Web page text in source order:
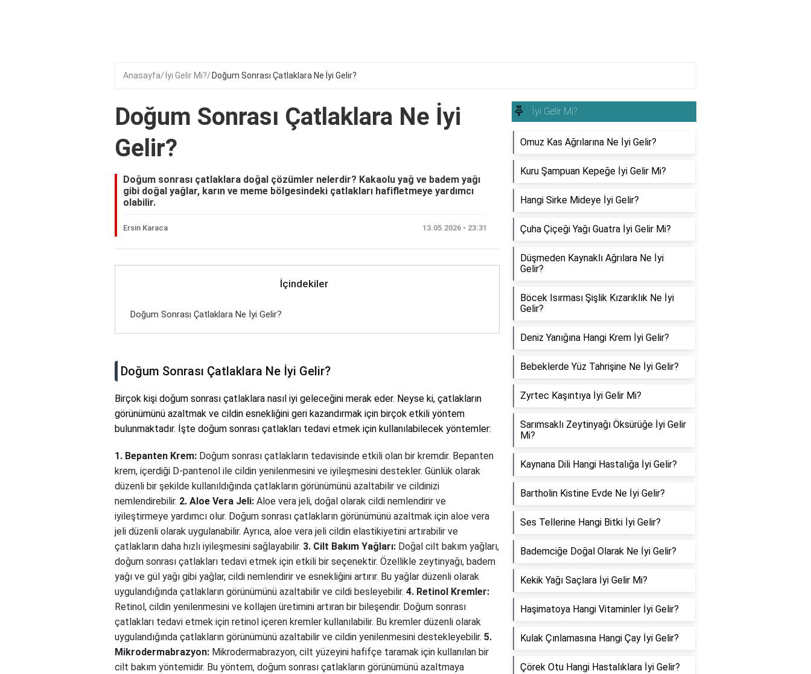
Anasayfa İyi Gelir Mi? Doğum Sonrası Çatlaklara Ne İyi Gelir?
Doğum Sonrası Çatlaklara Ne İyi
Gelir?
Doğum sonrası çatlaklara doğal çözümler nelerdir? Kakaolu yağ ve badem yağı
gibi doğal yağlar, karın ve meme bölgesindeki çatlakları hafifletmeye yardımcı
olabilir.
Ersin Karaca 13.05.2026 • 23:31
İçindekiler
Doğum Sonrası Çatlaklara Ne İyi Gelir?
Doğum Sonrası Çatlaklara Ne İyi Gelir?
Birçok kişi doğum sonrası çatlaklara nasıl iyi geleceğini merak eder. Neyse ki, çatlakların
görünümünü azaltmak ve cildin esnekliğini geri kazandırmak için birçok etkili yöntem
bulunmaktadır. İşte doğum sonrası çatlakları tedavi etmek için kullanılabilecek yöntemler:
1. Bepanten Krem: Doğum sonrası çatlakların tedavisinde etkili olan bir kremdir. Bepanten
krem, içerdiği D-pantenol ile cildin yenilenmesini ve iyileşmesini destekler. Günlük olarak
düzenli bir şekilde kullanıldığında çatlakların görünümünü azaltabilir ve cildinizi
nemlendirebilir. 2. Aloe Vera Jeli: Aloe vera jeli, doğal olarak cildi nemlendirir ve
iyileştirmeye yardımcı olur. Doğum sonrası çatlakların görünümünü azaltmak için aloe vera
jeli düzenli olarak uygulanabilir. Ayrıca, aloe vera jeli cildin elastikiyetini artırabilir ve
çatlakların daha hızlı iyileşmesini sağlayabilir. 3. Cilt Bakım Yağları: Doğal cilt bakım yağları,
doğum sonrası çatlakları tedavi etmek için etkili bir seçenektir. Özellikle zeytinyağı, badem
yağı ve gül yağı gibi yağlar, cildi nemlendirir ve esnekliğini artırır. Bu yağlar düzenli olarak
uygulandığında çatlakların görünümünü azaltabilir ve cildi besleyebilir. 4. Retinol Kremler:
Retinol, cildin yenilenmesini ve kollajen üretimini artıran bir bileşendir. Doğum sonrası
çatlakları tedavi etmek için retinol içeren kremler kullanılabilir. Bu kremler düzenli olarak
uygulandığında çatlakların görünümünü azaltabilir ve cildin yenilenmesini destekleyebilir. 5.
Mikrodermabrazyon: Mikrodermabrazyon, cilt yüzeyini hafifçe taramak için kullanılan bir
cilt bakım yöntemidir. Bu yöntem, doğum sonrası çatlakların görünümünü azaltmaya
İyi Gelir Mi?
Omuz Kas Ağrılarına Ne İyi Gelir?
Kuru Şampuan Kepeğe İyi Gelir Mi?
Hangi Sirke Mideye İyi Gelir?
Çuha Çiçeği Yağı Guatra İyi Gelir Mi?
Düşmeden Kaynaklı Ağrılara Ne İyi
Gelir?
Böcek Isırması Şişlik Kızarıklık Ne İyi
Gelir?
Deniz Yanığına Hangi Krem İyi Gelir?
Bebeklerde Yüz Tahrişine Ne İyi Gelir?
Zyrtec Kaşıntıya İyi Gelir Mi?
Sarımsaklı Zeytinyağı Öksürüğe İyi Gelir
Mi?
Kaynana Dili Hangi Hastalığa İyi Gelir?
Bartholin Kistine Evde Ne İyi Gelir?
Ses Tellerine Hangi Bitki İyi Gelir?
Bademciğe Doğal Olarak Ne İyi Gelir?
Kekik Yağı Saçlara İyi Gelir Mi?
Haşimatoya Hangi Vitaminler İyi Gelir?
Kulak Çınlamasına Hangi Çay İyi Gelir?
Çörek Otu Hangi Hastalıklara İyi Gelir?